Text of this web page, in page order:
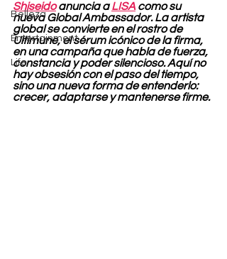
Belleza
Entertainment
Life
Shiseido anuncia a LISA como su
nueva Global Ambassador. La artista
global se convierte en el rostro de
Ultimune, el sérum icónico de la firma,
en una campaña que habla de fuerza,
constancia y poder silencioso. Aquí no
hay obsesión con el paso del tiempo,
sino una nueva forma de entenderlo:
crecer, adaptarse y mantenerse firme.